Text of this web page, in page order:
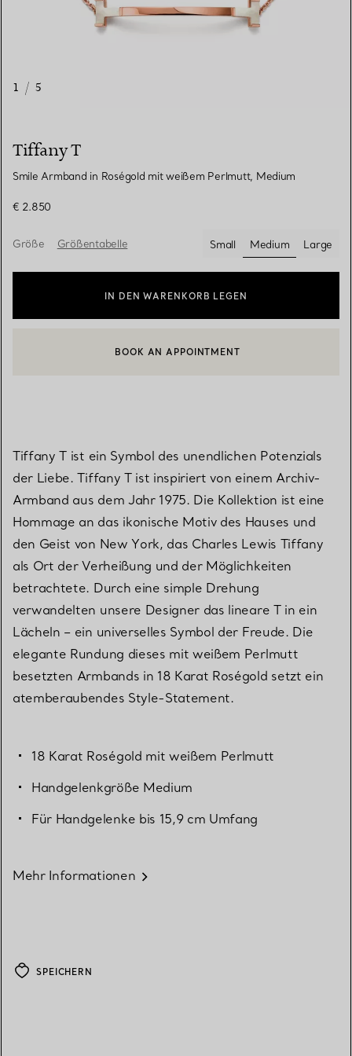
1 / 5
Tiffany T
Smile Armband in Roségold mit weißem Perlmutt, Medium
€ 2.850
Größe Größentabelle Small
Medium
ausgewählt
Large
IN DEN WARENKORB LEGEN
EINEN KUNDENBERATER KONTAKTIEREN ODER EINEN
BOOK AN APPOINTMENT
Tiffany T ist ein Symbol des unendlichen Potenzials
der Liebe. Tiffany T ist inspiriert von einem Archiv-
Armband aus dem Jahr 1975. Die Kollektion ist eine
Hommage an das ikonische Motiv des Hauses und
den Geist von New York, das Charles Lewis Tiffany
als Ort der Verheißung und der Möglichkeiten
betrachtete. Durch eine simple Drehung
verwandelten unsere Designer das lineare T in ein
Lächeln – ein universelles Symbol der Freude. Die
elegante Rundung dieses mit weißem Perlmutt
besetzten Armbands in 18 Karat Roségold setzt ein
atemberaubendes Style-Statement.
18 Karat Roségold mit weißem Perlmutt
Handgelenkgröße Medium
Für Handgelenke bis 15,9 cm Umfang
Mehr Informationen
SPEICHERN